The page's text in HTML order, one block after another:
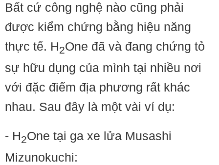
Bất cứ công nghệ nào cũng phải
được kiểm chứng bằng hiệu năng
thực tế. H2One đã và đang chứng tỏ
sự hữu dụng của mình tại nhiều nơi
với đặc điểm địa phương rất khác
nhau. Sau đây là một vài ví dụ:
- H2One tại ga xe lửa Musashi
Mizunokuchi: